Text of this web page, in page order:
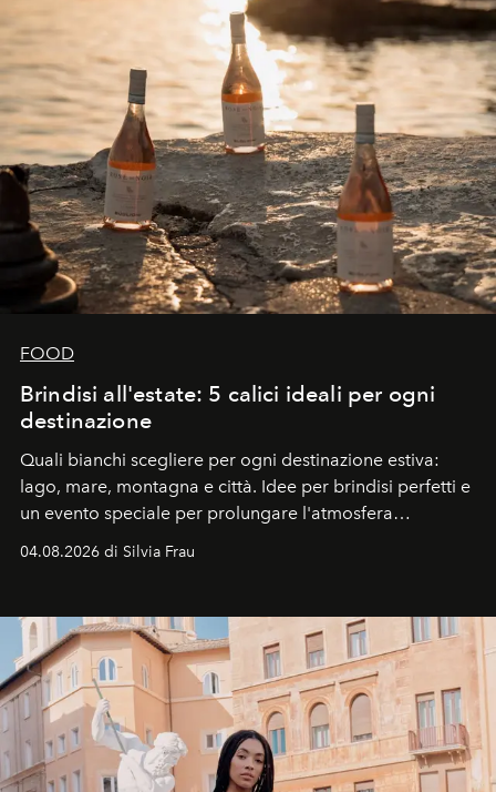
FOOD
Brindisi all'estate: 5 calici ideali per ogni
destinazione
Quali bianchi scegliere per ogni destinazione estiva:
lago, mare, montagna e città. Idee per brindisi perfetti e
un evento speciale per prolungare l'atmosfera
04.08.2026 di Silvia Frau